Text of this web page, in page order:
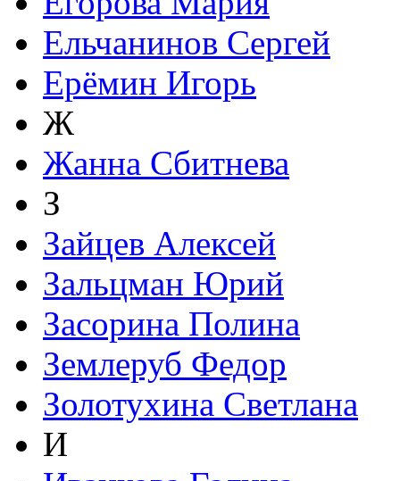
Ельчанинов Сергей
Ерёмин Игорь
Ж
Жанна Сбитнева
З
Зайцев Алексей
Зальцман Юрий
Засорина Полина
Землеруб Федор
Золотухина Светлана
И